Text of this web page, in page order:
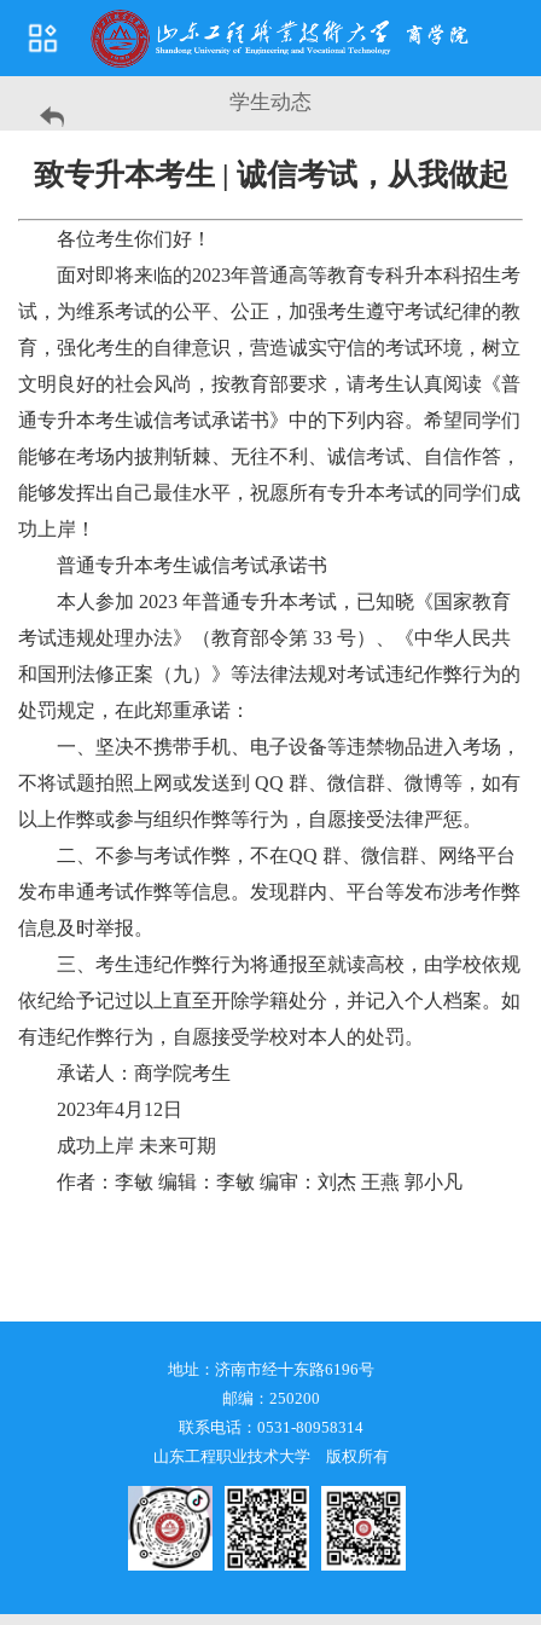
学生动态
致专升本考生 | 诚信考试，从我做起
各位考生你们好！
面对即将来临的2023年普通高等教育专科升本科招生考
试，为维系考试的公平、公正，加强考生遵守考试纪律的教
育，强化考生的自律意识，营造诚实守信的考试环境，树立
文明良好的社会风尚，按教育部要求，请考生认真阅读《普
通专升本考生诚信考试承诺书》中的下列内容。希望同学们
能够在考场内披荆斩棘、无往不利、诚信考试、自信作答，
能够发挥出自己最佳水平，祝愿所有专升本考试的同学们成
功上岸！
普通专升本考生诚信考试承诺书
本人参加 2023 年普通专升本考试，已知晓《国家教育
考试违规处理办法》（教育部令第 33 号）、《中华人民共
和国刑法修正案（九）》等法律法规对考试违纪作弊行为的
处罚规定，在此郑重承诺：
一、坚决不携带手机、电子设备等违禁物品进入考场，
不将试题拍照上网或发送到 QQ 群、微信群、微博等，如有
以上作弊或参与组织作弊等行为，自愿接受法律严惩。
二、不参与考试作弊，不在QQ 群、微信群、网络平台
发布串通考试作弊等信息。发现群内、平台等发布涉考作弊
信息及时举报。
三、考生违纪作弊行为将通报至就读高校，由学校依规
依纪给予记过以上直至开除学籍处分，并记入个人档案。如
有违纪作弊行为，自愿接受学校对本人的处罚。
承诺人：商学院考生
2023年4月12日
成功上岸 未来可期
作者：李敏 编辑：李敏 编审：刘杰 王燕 郭小凡
地址：济南市经十东路6196号
邮编：250200
联系电话：0531-80958314
山东工程职业技术大学 版权所有